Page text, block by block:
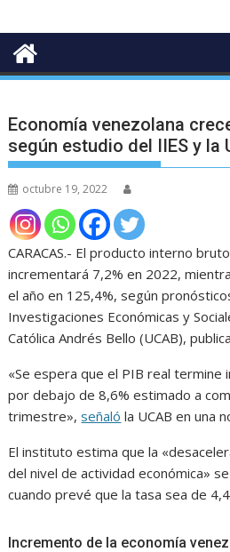
Economía venezolana
según estudio del IIES y la
octubre 19, 2022
CARACAS.- El producto interno
incrementará 7,2% en 2022,
el año en 125,4%, según
Investigaciones Económicas y
Católica Andrés Bello (UCAB),
«Se espera que el PIB real termine
por debajo de 8,6% estimado a
trimestre»,señaló la UCAB en una
El instituto estima que la
del nivel de actividad económica»
cuando prevé que la tasa sea de
Incremento de la economía